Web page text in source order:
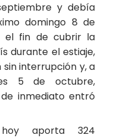
y debía
domingo 8 de
el fin de cubrir la
durante el estiaje,
interrupción y, a
5 de octubre,
inmediato entró
aporta 324